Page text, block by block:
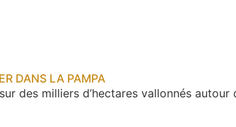
DANS LA PAMPA
des milliers d’hectares vallonnés